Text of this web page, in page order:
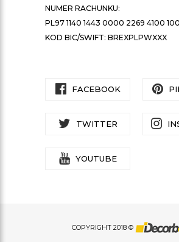
NUMER RACHUNKU:
PL97 1140 1443 0000 2269 4100
KOD BIC/SWIFT: BREXPLPWXXX
FACEBOOK
TWITTER
YOUTUBE
COPYRIGHT 2018 ©